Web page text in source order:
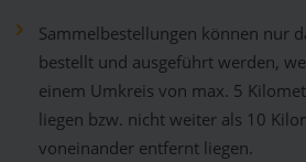
Sammelbestellungen können nur
bestellt und ausgeführt werden,
einem Umkreis von max. 5
liegen bzw. nicht weiter als 10
voneinander entfernt liegen.